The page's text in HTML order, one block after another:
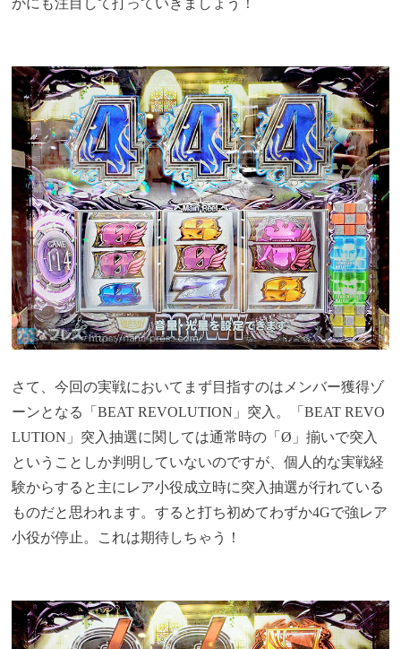
さて、今回の実戦においてまず目指すのはメンバー獲得ゾ
ーンとなる「BEAT REVOLUTION」突入。「BEAT REVO
LUTION」突入抽選に関しては通常時の「Ø」揃いで突入
ということしか判明していないのですが、個人的な実戦経
験からすると主にレア小役成立時に突入抽選が行れている
ものだと思われます。すると打ち初めてわずか4Gで強レア
小役が停止。これは期待しちゃう！